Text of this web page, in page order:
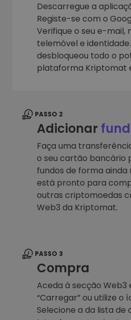
Descarregue a
Registe-se com o
Verifique o seu e-mail,
telemóvel e
desbloqueou todo o
plataforma Kriptomat
PASSO 2
Adicionar
Faça uma
o seu cartão bancário
fundos de forma ainda
está pronto para
outras criptomoedas
Web3 da Kriptomat.
PASSO 3
Compra
Aceda à secção Web3
“Carregar” ou utilize o
Selecione a da lista de